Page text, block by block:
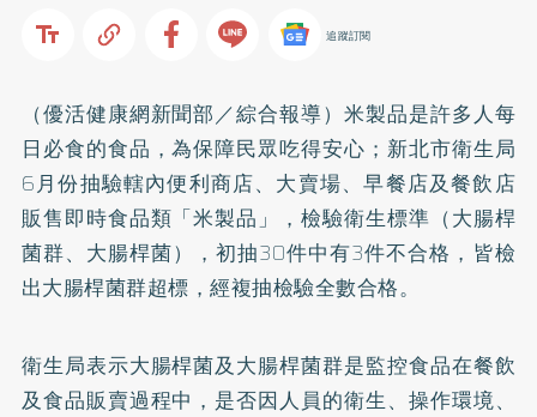
追蹤訂閱
（優活健康網新聞部／綜合報導）米製品是許多人每
日必食的食品，為保障民眾吃得安心；新北市衛生局
6月份抽驗轄內便利商店、大賣場、早餐店及餐飲店
販售即時食品類「米製品」，檢驗衛生標準（大腸桿
菌群、大腸桿菌），初抽30件中有3件不合格，皆檢
出大腸桿菌群超標，經複抽檢驗全數合格。
衛生局表示大腸桿菌及大腸桿菌群是監控食品在餐飲
及食品販賣過程中，是否因人員的衛生、操作環境、